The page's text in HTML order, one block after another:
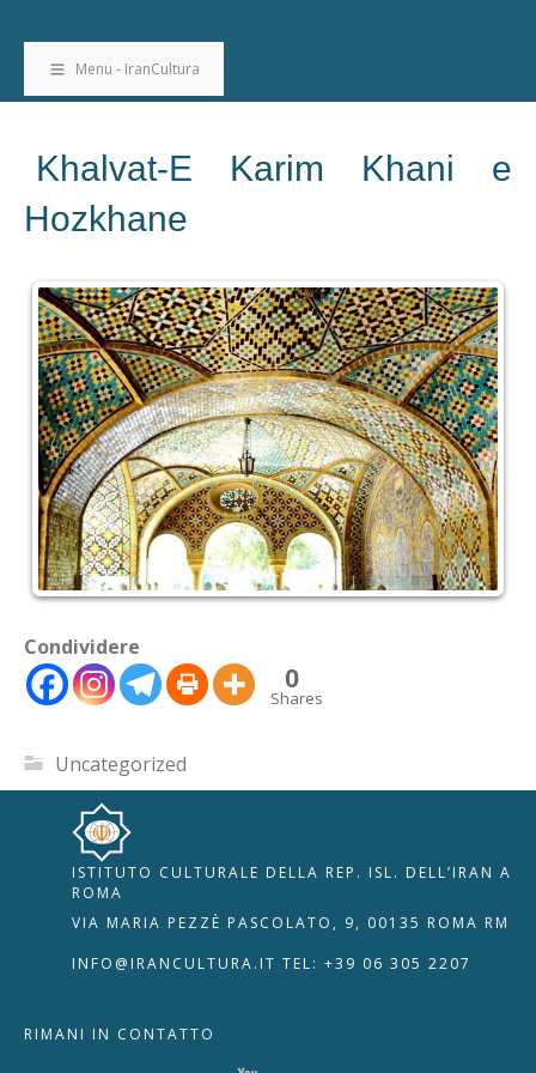
Menu - IranCultura
Khalvat-E Karim Khani e
Hozkhane
Condividere
0
Shares
Uncategorized
ISTITUTO CULTURALE DELLA REP. ISL. DELL’IRAN A
ROMA
VIA MARIA PEZZÈ PASCOLATO, 9, 00135 ROMA RM
INFO@IRANCULTURA.IT TEL: +39 06 305 2207
RIMANI IN CONTATTO
RIPRISTINA 🇮🇹 🇬🇧